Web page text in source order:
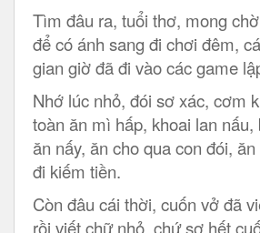
Tìm đâu ra, tuổi thơ, mong
để có ánh sang đi chơi đêm,
gian giờ đã đi vào các game
Nhớ lúc nhỏ, đói sơ xác, cơm
toàn ăn mì hấp, khoai lan
ăn nấy, ăn cho qua con đói,
đi kiếm tiền.
Còn đâu cái thời, cuốn vở đã
rồi viết chữ nhỏ, chứ sợ hết